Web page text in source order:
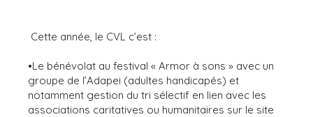
Cette année, le CVL c’est :
•Le bénévolat au festival « Armor à sons » avec un
groupe de l’Adapei (adultes handicapés) et
notamment gestion du tri sélectif en lien avec les
associations caritatives ou humanitaires sur le site